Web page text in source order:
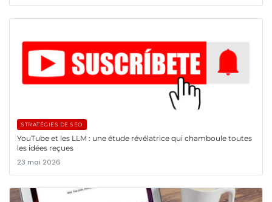
STRATÉGIES DE SEO
YouTube et les LLM : une étude révélatrice qui chamboule toutes
les idées reçues
23 mai 2026